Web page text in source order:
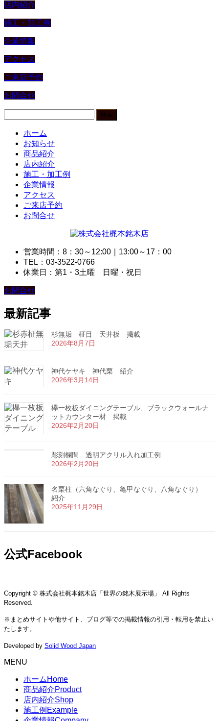
店内紹介
施工・加工例
企業情報
アクセス
ご来店予約
お問合せ
ホーム
お知らせ
商品紹介
店内紹介
施工・加工例
企業情報
アクセス
ご来店予約
お問合せ
営業時間：8：30～12:00｜13:00～17：00
TEL：03-3522-0766
休業日：第1・3土曜 日曜・祝日
お問合せ
最新記事
杉無垢 柾目 天井板 掲載
2026年8月7日
神代ケヤキ 神代栗 紹介
2026年3月14日
欅一枚板ダイニングテーブル、ブラックウォールナ
ットカウンター材 掲載
2026年2月20日
彫刻欄間 透明アクリル入れ加工例
2026年2月20日
名栗柱（六角なぐり、亀甲なぐり、八角なぐり）
紹介
2025年11月29日
公式Facebook
Copyright © 株式会社梶本銘木店「世界の銘木展示場」 All Rights
Reserved.
※まとめサイトや他サイト、ブログ等での掲載情報の引用・転用を禁止い
たします。
Developed by Solid Wood Japan
MENU
ホーム Home
商品紹介Product
店内紹介Shop
施工例 Example